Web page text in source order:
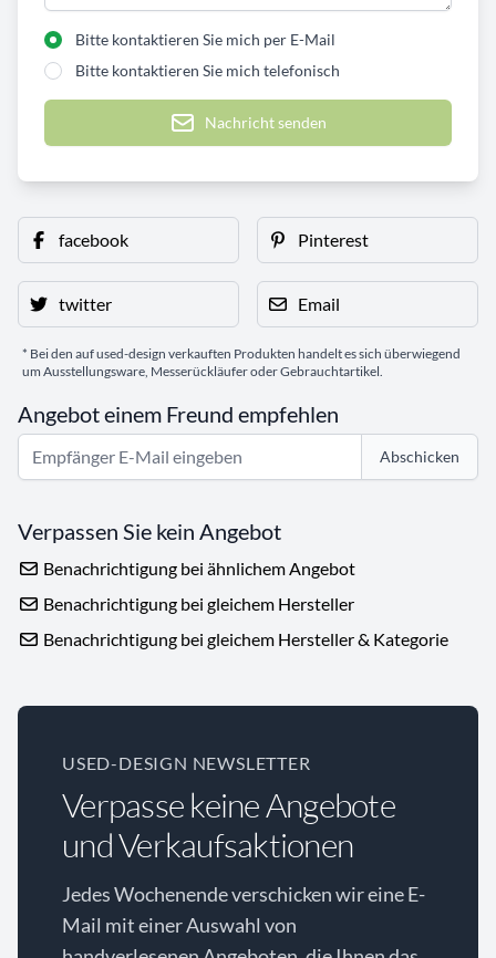
Bitte kontaktieren Sie mich per E-Mail
Bitte kontaktieren Sie mich telefonisch
Nachricht senden
facebook Pinterest
twitter Email
* Bei den auf used-design verkauften Produkten handelt es sich überwiegend
um Ausstellungsware, Messerückläufer oder Gebrauchtartikel.
Angebot einem Freund empfehlen
Abschicken
Verpassen Sie kein Angebot
Benachrichtigung bei ähnlichem Angebot
Benachrichtigung bei gleichem Hersteller
Benachrichtigung bei gleichem Hersteller & Kategorie
USED-DESIGN NEWSLETTER
Verpasse keine Angebote
und Verkaufsaktionen
Jedes Wochenende verschicken wir eine E-
Mail mit einer Auswahl von